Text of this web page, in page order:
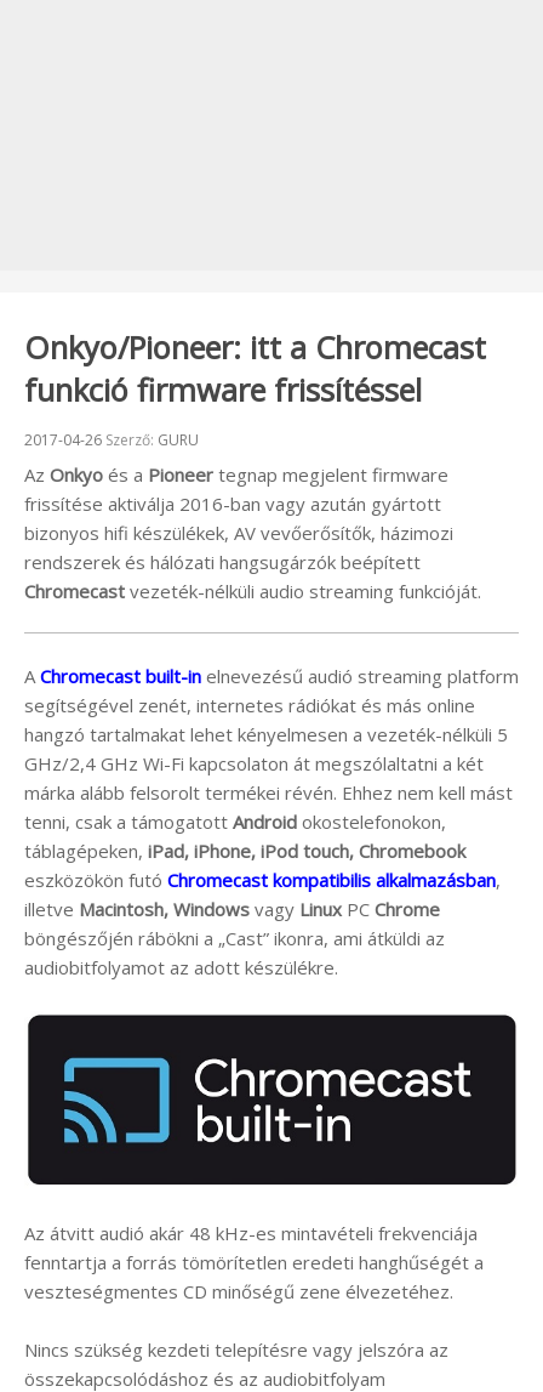
Onkyo/Pioneer: itt a Chromecast
funkció firmware frissítéssel
Beküldve:
2017-04-26 Szerző: GURU
Az Onkyo és a Pioneer tegnap megjelent firmware
frissítése aktiválja 2016-ban vagy azután gyártott
bizonyos hifi készülékek, AV vevőerősítők, házimozi
rendszerek és hálózati hangsugárzók beépített
Chromecast vezeték-nélküli audio streaming funkcióját.
A Chromecast built-in elnevezésű audió streaming platform
segítségével zenét, internetes rádiókat és más online
hangzó tartalmakat lehet kényelmesen a vezeték-nélküli 5
GHz/2,4 GHz Wi-Fi kapcsolaton át megszólaltatni a két
márka alább felsorolt termékei révén. Ehhez nem kell mást
tenni, csak a támogatott Android okostelefonokon,
táblagépeken, iPad, iPhone, iPod touch, Chromebook
eszközökön futó Chromecast kompatibilis alkalmazásban,
illetve Macintosh, Windows vagy Linux PC Chrome
böngészőjén rábökni a „Cast” ikonra, ami átküldi az
audiobitfolyamot az adott készülékre.
Az átvitt audió akár 48 kHz-es mintavételi frekvenciája
fenntartja a forrás tömörítetlen eredeti hanghűségét a
veszteségmentes CD minőségű zene élvezetéhez.
Nincs szükség kezdeti telepítésre vagy jelszóra az
összekapcsolódáshoz és az audiobitfolyam